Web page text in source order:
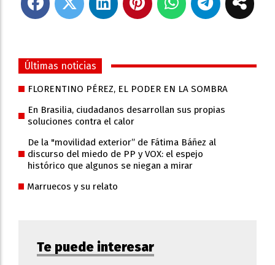
Últimas noticias
FLORENTINO PÉREZ, EL PODER EN LA SOMBRA
En Brasilia, ciudadanos desarrollan sus propias
soluciones contra el calor
De la "movilidad exterior” de Fátima Báñez al
discurso del miedo de PP y VOX: el espejo
histórico que algunos se niegan a mirar
Marruecos y su relato
Te puede interesar